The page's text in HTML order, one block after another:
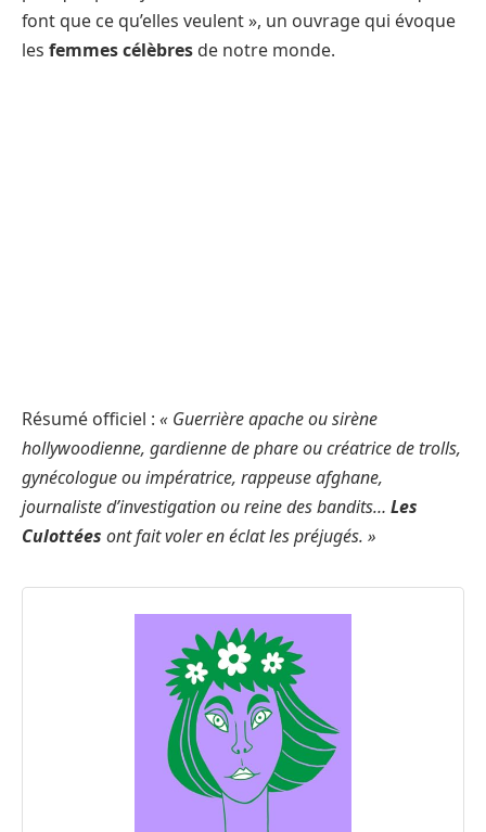
font que ce qu’elles veulent », un ouvrage qui évoque
les femmes célèbres de notre monde.
Résumé officiel : « Guerrière apache ou sirène
hollywoodienne, gardienne de phare ou créatrice de trolls,
gynécologue ou impératrice, rappeuse afghane,
journaliste d’investigation ou reine des bandits… Les
Culottées ont fait voler en éclat les préjugés. »